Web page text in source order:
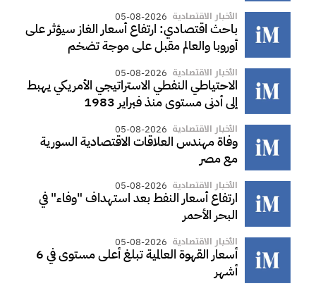
الأخبار الاقتصادية 05-08-2026
باحث اقتصادي: ارتفاع أسعار الغاز سيؤثر على
أوروبا والعالم مقبل على موجة تضخم
الأخبار الاقتصادية 05-08-2026
الاحتياطي النفطي الاستراتيجي الأمريكي يهبط
إلى أدنى مستوى منذ فبراير 1983
الأخبار الاقتصادية 05-08-2026
وفاة مهندس العلاقات الاقتصادية السورية
مع مصر
الأخبار الاقتصادية 05-08-2026
ارتفاع أسعار النفط بعد استهداف "وفاء" في
البحر الأحمر
الأخبار الاقتصادية 05-08-2026
أسعار القهوة العالمية تبلغ أعلى مستوى في 6
أشهر